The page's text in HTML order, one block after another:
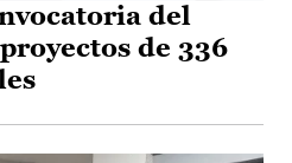
del
de 336